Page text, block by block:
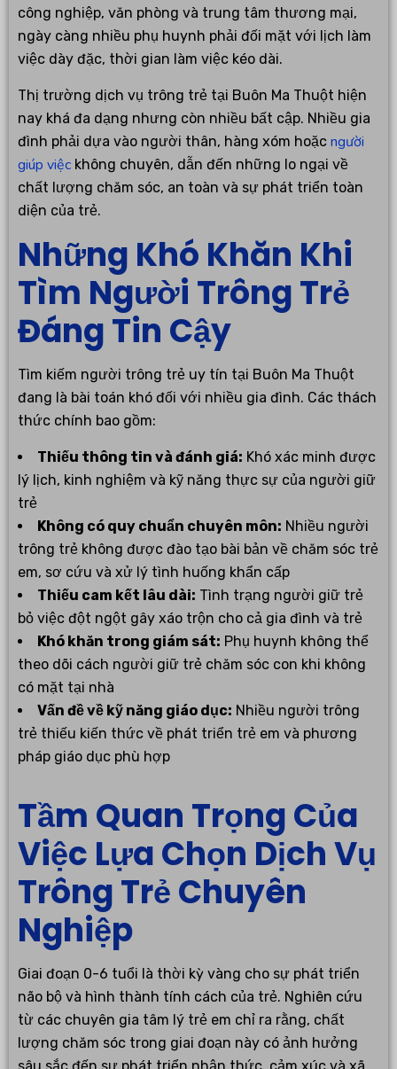
công nghiệp, văn phòng và trung tâm thương mại,
ngày càng nhiều phụ huynh phải đối mặt với lịch làm
việc dày đặc, thời gian làm việc kéo dài.
Thị trường dịch vụ trông trẻ tại Buôn Ma Thuột hiện
nay khá đa dạng nhưng còn nhiều bất cập. Nhiều gia
đình phải dựa vào người thân, hàng xóm hoặc người
giúp việc không chuyên, dẫn đến những lo ngại về
chất lượng chăm sóc, an toàn và sự phát triển toàn
diện của trẻ.
Những Khó Khăn Khi
Tìm Người Trông Trẻ
Đáng Tin Cậy
Tìm kiếm người trông trẻ uy tín tại Buôn Ma Thuột
đang là bài toán khó đối với nhiều gia đình. Các thách
thức chính bao gồm:
Thiếu thông tin và đánh giá: Khó xác minh được
lý lịch, kinh nghiệm và kỹ năng thực sự của người giữ
trẻ
Không có quy chuẩn chuyên môn: Nhiều người
trông trẻ không được đào tạo bài bản về chăm sóc trẻ
em, sơ cứu và xử lý tình huống khẩn cấp
Thiếu cam kết lâu dài: Tình trạng người giữ trẻ
bỏ việc đột ngột gây xáo trộn cho cả gia đình và trẻ
Khó khăn trong giám sát: Phụ huynh không thể
theo dõi cách người giữ trẻ chăm sóc con khi không
có mặt tại nhà
Vấn đề về kỹ năng giáo dục: Nhiều người trông
trẻ thiếu kiến thức về phát triển trẻ em và phương
pháp giáo dục phù hợp
Tầm Quan Trọng Của
Việc Lựa Chọn Dịch Vụ
Trông Trẻ Chuyên
Nghiệp
Giai đoạn 0-6 tuổi là thời kỳ vàng cho sự phát triển
não bộ và hình thành tính cách của trẻ. Nghiên cứu
từ các chuyên gia tâm lý trẻ em chỉ ra rằng, chất
lượng chăm sóc trong giai đoạn này có ảnh hưởng